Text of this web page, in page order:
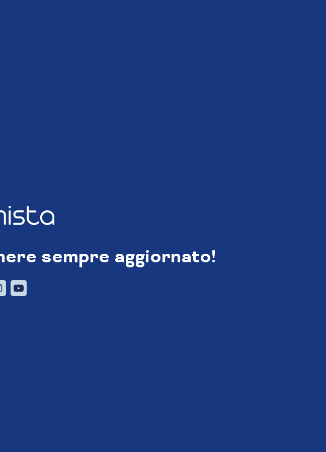
sempre aggiornato!